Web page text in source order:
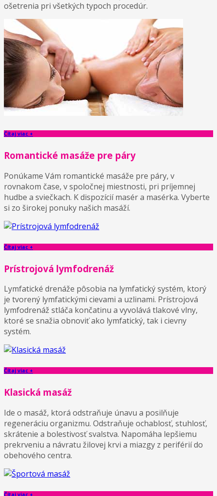
ošetrenia pri všetkých typoch procedúr.
Čítaj viac +
Romantické masáže pre páry
Ponúkame Vám romantické masáže pre páry, v
rovnakom čase, v spoločnej miestnosti, pri príjemnej
hudbe a sviečkach. K dispozícií masér a masérka. Vyberte
si zo širokej ponuky našich masáží.
Čítaj viac +
Prístrojová lymfodrenáž
Lymfatické drenáže pôsobia na lymfatický systém, ktorý
je tvorený lymfatickými cievami a uzlinami. Prístrojová
lymfodrenáž stláča končatinu a vyvolává tlakové vlny,
ktoré se snažia obnoviť ako lymfatický, tak i cievny
systém.
Čítaj viac +
Klasická masáž
Ide o masáž, ktorá odstraňuje únavu a posilňuje
regeneráciu organizmu. Odstraňuje ochablosť, stuhlosť,
skrátenie a bolestivosť svalstva. Napomáha lepšiemu
prekrveniu a návratu žilovej krvi a miazgy z periférií do
obehového centra.
Čítaj viac +